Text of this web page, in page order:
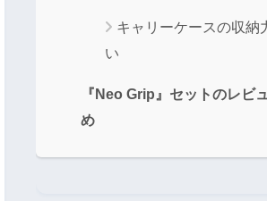
キャリーケースの収納
い
『Neo Grip』セットのレビ
め